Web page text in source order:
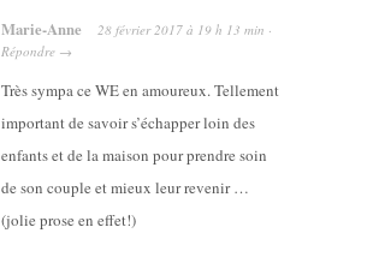
Marie-Anne 28 février 2017 à 19 h 13 min ·
Répondre →
Très sympa ce WE en amoureux. Tellement
important de savoir s’échapper loin des
enfants et de la maison pour prendre soin
de son couple et mieux leur revenir …
(jolie prose en effet!)